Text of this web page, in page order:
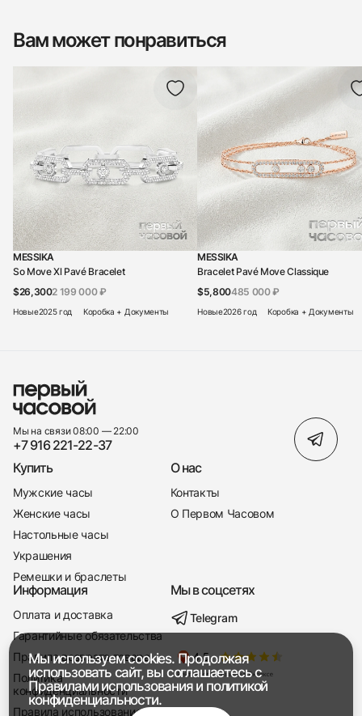
+7 916 221-22-37
Мы насвязи 08:00 — 19:00
Вам может понравиться
MESSIKA
So Move Xl Pavé Bracelet
$26,3002 199 000 ₽
Новые2025 год Коробка + Документы
MESSIKA
Bracelet Pavé Move Classique
$5,800485 000 ₽
Новые2026 год Коробка + Документы
Мы на связи 08:00 — 22:00
+7 916 221-22-37
Купить
Мужские часы
Женские часы
Настольные часы
Украшения
Ремешки и браслеты
О нас
Контакты
О Первом Часовом
Информация
Оплата и доставка
Гарантийные обязательства
Правила возврата товара
Политика
конфиденциальности
Правила использования
Мы в соцсетях
Telegram
Мы используем cookies. Продолжая
использовать сайт, вы соглашаетесь с
Правилами использованияи политикой
конфиденциальности.